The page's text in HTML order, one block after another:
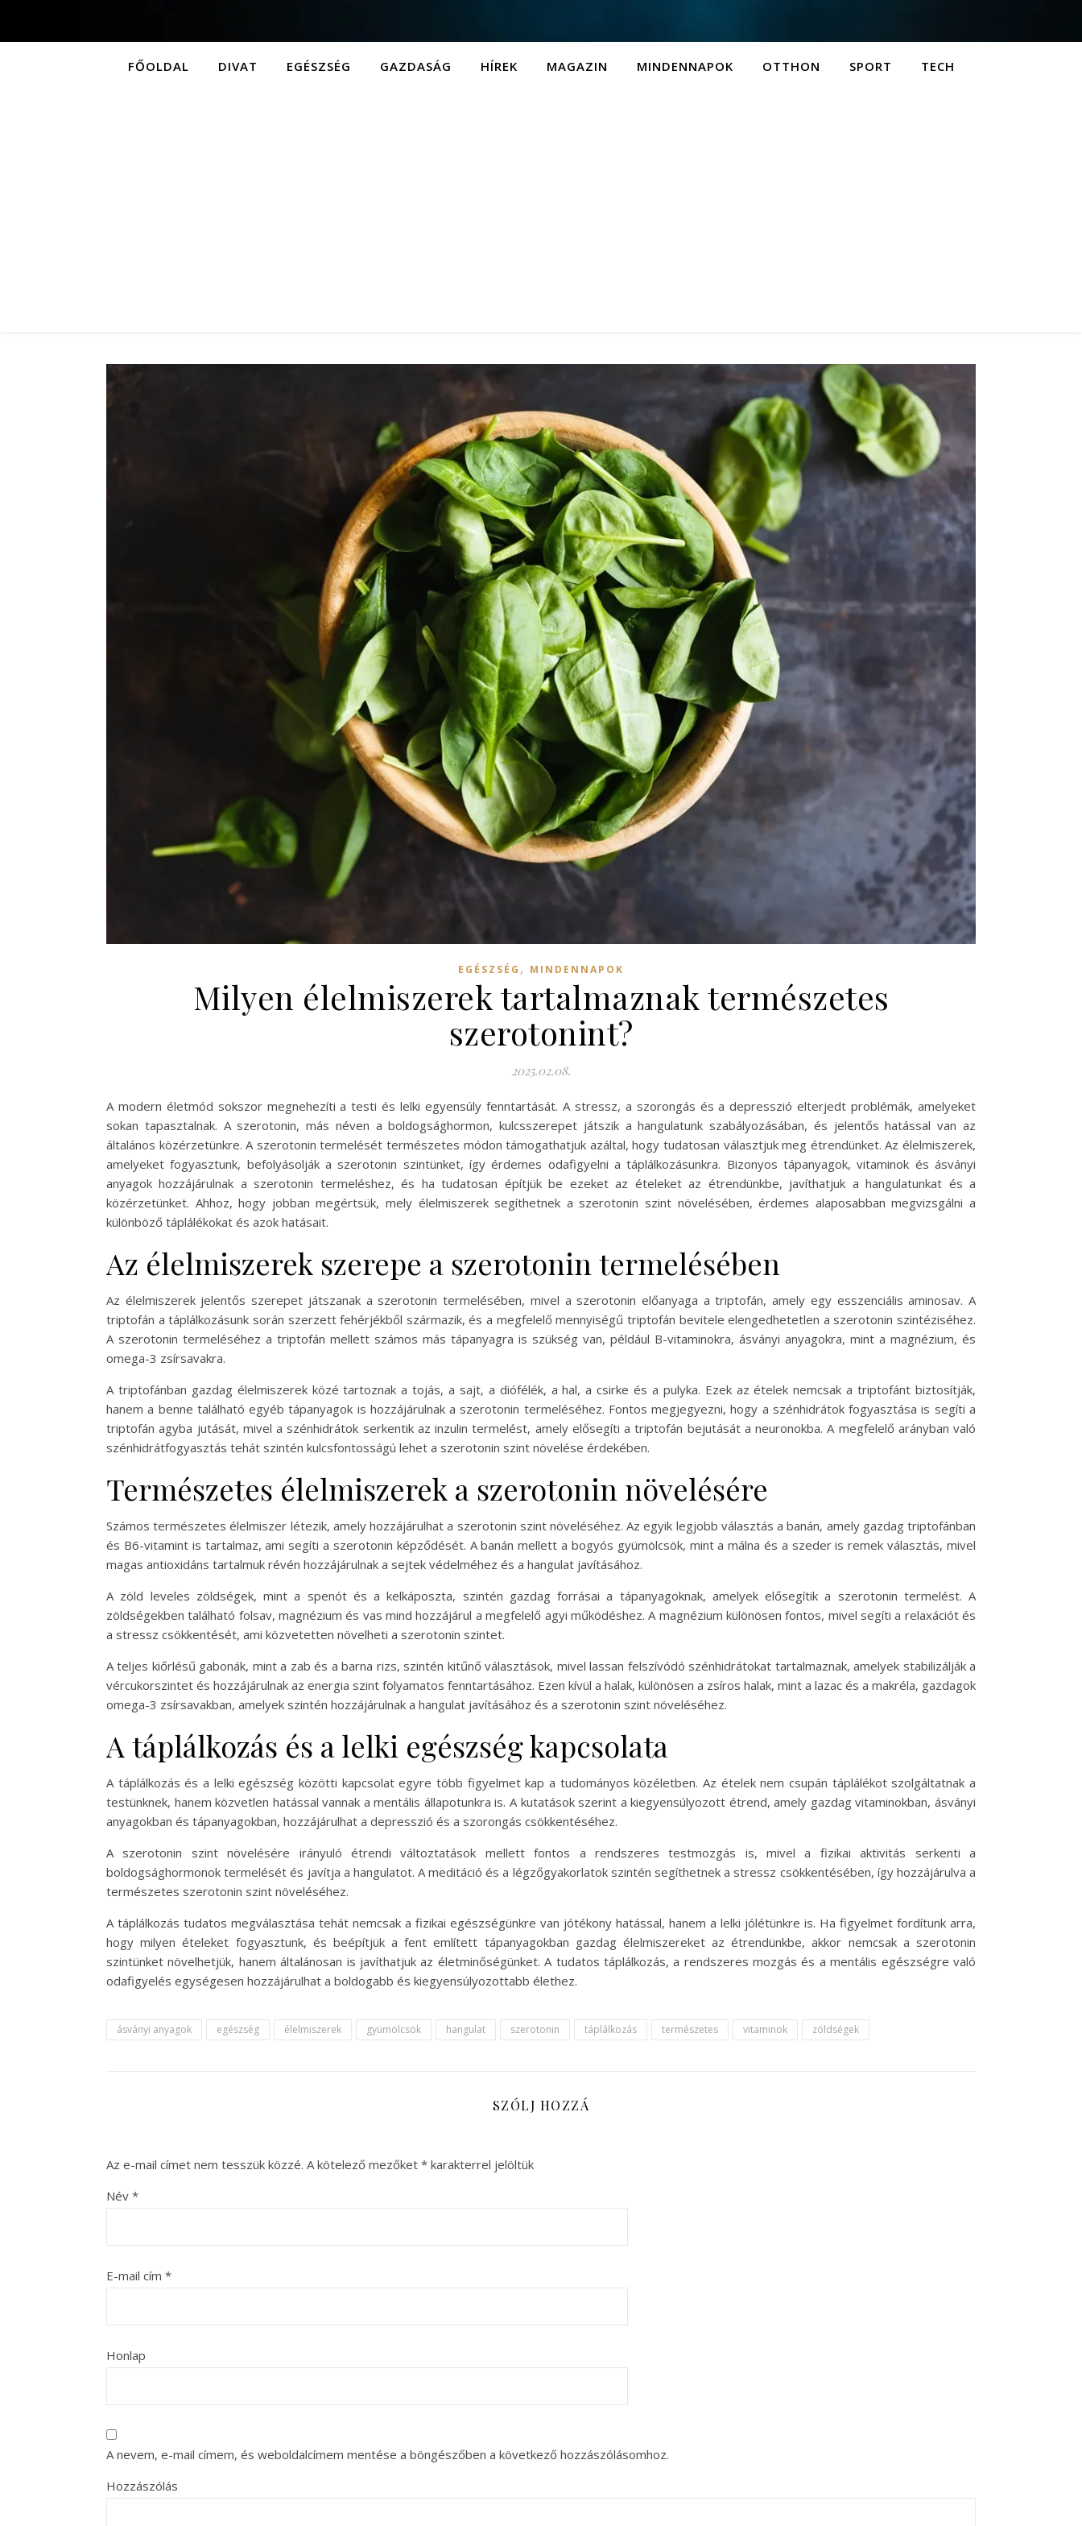
FŐOLDAL DIVAT EGÉSZSÉG GAZDASÁG HÍREK MAGAZIN MINDENNAPOK OTTHON SPORT TECH
EGÉSZSÉG , MINDENNAPOK
Milyen élelmiszerek tartalmaznak természetes
szerotonint?
2025.02.08.
A modern életmód sokszor megnehezíti a testi és lelki egyensúly fenntartását. A stressz, a szorongás és a depresszió elterjedt problémák, amelyeket
sokan tapasztalnak. A szerotonin, más néven a boldogsághormon, kulcsszerepet játszik a hangulatunk szabályozásában, és jelentős hatással van az
általános közérzetünkre. A szerotonin termelését természetes módon támogathatjuk azáltal, hogy tudatosan választjuk meg étrendünket. Az élelmiszerek,
amelyeket fogyasztunk, befolyásolják a szerotonin szintünket, így érdemes odafigyelni a táplálkozásunkra. Bizonyos tápanyagok, vitaminok és ásványi
anyagok hozzájárulnak a szerotonin termeléshez, és ha tudatosan építjük be ezeket az ételeket az étrendünkbe, javíthatjuk a hangulatunkat és a
közérzetünket. Ahhoz, hogy jobban megértsük, mely élelmiszerek segíthetnek a szerotonin szint növelésében, érdemes alaposabban megvizsgálni a
különböző táplálékokat és azok hatásait.
Az élelmiszerek szerepe a szerotonin termelésében
Az élelmiszerek jelentős szerepet játszanak a szerotonin termelésében, mivel a szerotonin előanyaga a triptofán, amely egy esszenciális aminosav. A
triptofán a táplálkozásunk során szerzett fehérjékből származik, és a megfelelő mennyiségű triptofán bevitele elengedhetetlen a szerotonin szintéziséhez.
A szerotonin termeléséhez a triptofán mellett számos más tápanyagra is szükség van, például B-vitaminokra, ásványi anyagokra, mint a magnézium, és
omega-3 zsírsavakra.
A triptofánban gazdag élelmiszerek közé tartoznak a tojás, a sajt, a diófélék, a hal, a csirke és a pulyka. Ezek az ételek nemcsak a triptofánt biztosítják,
hanem a benne található egyéb tápanyagok is hozzájárulnak a szerotonin termeléséhez. Fontos megjegyezni, hogy a szénhidrátok fogyasztása is segíti a
triptofán agyba jutását, mivel a szénhidrátok serkentik az inzulin termelést, amely elősegíti a triptofán bejutását a neuronokba. A megfelelő arányban való
szénhidrátfogyasztás tehát szintén kulcsfontosságú lehet a szerotonin szint növelése érdekében.
Természetes élelmiszerek a szerotonin növelésére
Számos természetes élelmiszer létezik, amely hozzájárulhat a szerotonin szint növeléséhez. Az egyik legjobb választás a banán, amely gazdag triptofánban
és B6-vitamint is tartalmaz, ami segíti a szerotonin képződését. A banán mellett a bogyós gyümölcsök, mint a málna és a szeder is remek választás, mivel
magas antioxidáns tartalmuk révén hozzájárulnak a sejtek védelméhez és a hangulat javításához.
A zöld leveles zöldségek, mint a spenót és a kelkáposzta, szintén gazdag forrásai a tápanyagoknak, amelyek elősegítik a szerotonin termelést. A
zöldségekben található folsav, magnézium és vas mind hozzájárul a megfelelő agyi működéshez. A magnézium különösen fontos, mivel segíti a relaxációt és
a stressz csökkentését, ami közvetetten növelheti a szerotonin szintet.
A teljes kiőrlésű gabonák, mint a zab és a barna rizs, szintén kitűnő választások, mivel lassan felszívódó szénhidrátokat tartalmaznak, amelyek stabilizálják a
vércukorszintet és hozzájárulnak az energia szint folyamatos fenntartásához. Ezen kívül a halak, különösen a zsíros halak, mint a lazac és a makréla, gazdagok
omega-3 zsírsavakban, amelyek szintén hozzájárulnak a hangulat javításához és a szerotonin szint növeléséhez.
A táplálkozás és a lelki egészség kapcsolata
A táplálkozás és a lelki egészség közötti kapcsolat egyre több figyelmet kap a tudományos közéletben. Az ételek nem csupán táplálékot szolgáltatnak a
testünknek, hanem közvetlen hatással vannak a mentális állapotunkra is. A kutatások szerint a kiegyensúlyozott étrend, amely gazdag vitaminokban, ásványi
anyagokban és tápanyagokban, hozzájárulhat a depresszió és a szorongás csökkentéséhez.
A szerotonin szint növelésére irányuló étrendi változtatások mellett fontos a rendszeres testmozgás is, mivel a fizikai aktivitás serkenti a
boldogsághormonok termelését és javítja a hangulatot. A meditáció és a légzőgyakorlatok szintén segíthetnek a stressz csökkentésében, így hozzájárulva a
természetes szerotonin szint növeléséhez.
A táplálkozás tudatos megválasztása tehát nemcsak a fizikai egészségünkre van jótékony hatással, hanem a lelki jólétünkre is. Ha figyelmet fordítunk arra,
hogy milyen ételeket fogyasztunk, és beépítjük a fent említett tápanyagokban gazdag élelmiszereket az étrendünkbe, akkor nemcsak a szerotonin
szintünket növelhetjük, hanem általánosan is javíthatjuk az életminőségünket. A tudatos táplálkozás, a rendszeres mozgás és a mentális egészségre való
odafigyelés egységesen hozzájárulhat a boldogabb és kiegyensúlyozottabb élethez.
ásványi anyagok egészség élelmiszerek gyümölcsök hangulat szerotonin táplálkozás természetes vitaminok zöldségek
SZÓLJ HOZZÁ
Az e-mail címet nem tesszük közzé. A kötelező mezőket * karakterrel jelöltük
Név *
E-mail cím *
Honlap
A nevem, e-mail címem, és weboldalcímem mentése a böngészőben a következő hozzászólásomhoz.
Hozzászólás